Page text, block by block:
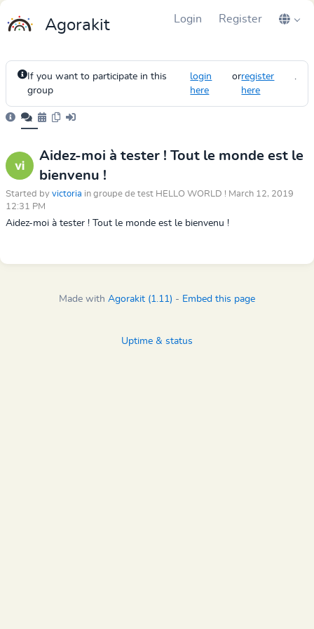
Agorakit Login Register
If you want to participate in this
group
login
here
orregister
here
.
Aidez-moi à tester ! Tout le monde est le
bienvenu !
Started by victoria in groupe de test HELLO WORLD ! March 12, 2019
12:31 PM
Aidez-moi à tester ! Tout le monde est le bienvenu !
Made with Agorakit (1.11) - Embed this page
Uptime & status